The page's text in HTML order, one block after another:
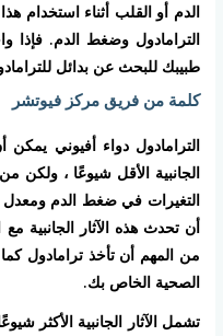
الدم أو القلب أثناء استخدام
الترامادول وضغط الدم. فإذا
طبيبك للبحث عن بدائل
كلمة من فريق مركز فيوتشر
الترامادول دواء أفيوني يمكن
الجانبية الأقل شيوعًا ، ولكن
التغيرات في ضغط الدم
أن تحدث هذه الآثار الجانبية
من المهم أن تأخذ ترامادول
الصحية الخاص بك.
تشمل الآثار الجانبية الأكثر